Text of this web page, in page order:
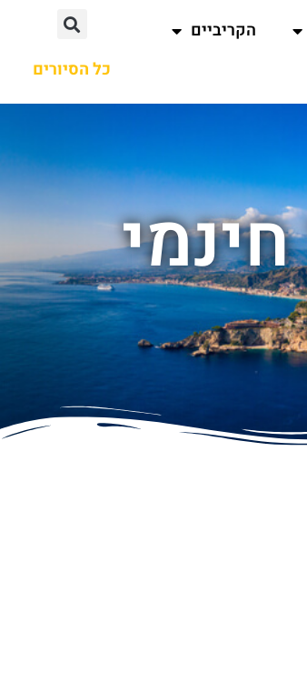
הקריביים
כל הסיורים